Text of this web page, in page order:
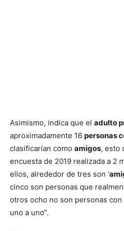
Asimismo, indica que el adulto
aproximadamente 16 personas
clasificarían como amigos, esto
encuesta de 2019 realizada a 2
ellos, alrededor de tres son ‘
cinco son personas que
otros ocho no son personas
uno a uno”.